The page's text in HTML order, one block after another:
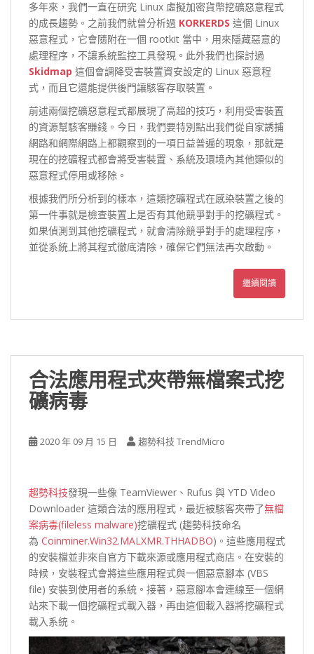
多年來，我們一直在研究 Linux 虛擬加密貨幣挖礦惡意程式
的成長趨勢。之前我們就曾分析過 KORKERDS 這個 Linux
惡意程式，它會隨附在一個 rootkit 當中，用來隱藏惡意的
處理程序，不讓系統監控工具發現。此外我們也探討過
Skidmap 這個會調降受害裝置資安設定的 Linux 惡意程
式，而且它還能提供後門讓駭客存取裝置。
前述兩個挖礦惡意程式都展現了高超的技巧，利用受害裝置
的資源幫駭客賺錢。今日，我們要特別點出我們從自家誘捕
網路和網際網路上都觀察到的一項日益普遍的現象，那就是
現在的挖礦程式都會將受害裝置、系統及環境內其他類似的
惡意程式停用或移除。
根據我們所分析到的樣本，這類挖礦程式在感染裝置之後的
第一件事就是檢查裝置上是否有其他競爭對手的挖礦程式。
如果偵測到其他挖礦程式，就會清除競爭對手的處理程序，
並從系統上將其程式徹底清除，確保它們無法再次啟動。
繼續閱讀
合法應用程式夾帶無檔案式挖
礦病毒
2020 年 09 月 15 日 趨勢科技 TrendMicro
趨勢科技發現一些像 TeamViewer、Rufus 與 YTD Video
Downloader 這類合法的應用程式，最近被駭客夾帶了無檔
案病毒(fileless malware)挖礦程式 (趨勢科技命名
為 Coinminer.Win32.MALXMR.THHADBO)。這些應用程式
的安裝檔並非來自官方下載來源或應用程式商店。在安裝的
時候，安裝程式會將這些應用程式與一個惡意腳本 (VBS
file) 安裝到使用者的系統。接著，惡意腳本會連線至一個網
站來下載一個挖礦程式載入器，再由這個載入器將挖礦程式
載入系統。